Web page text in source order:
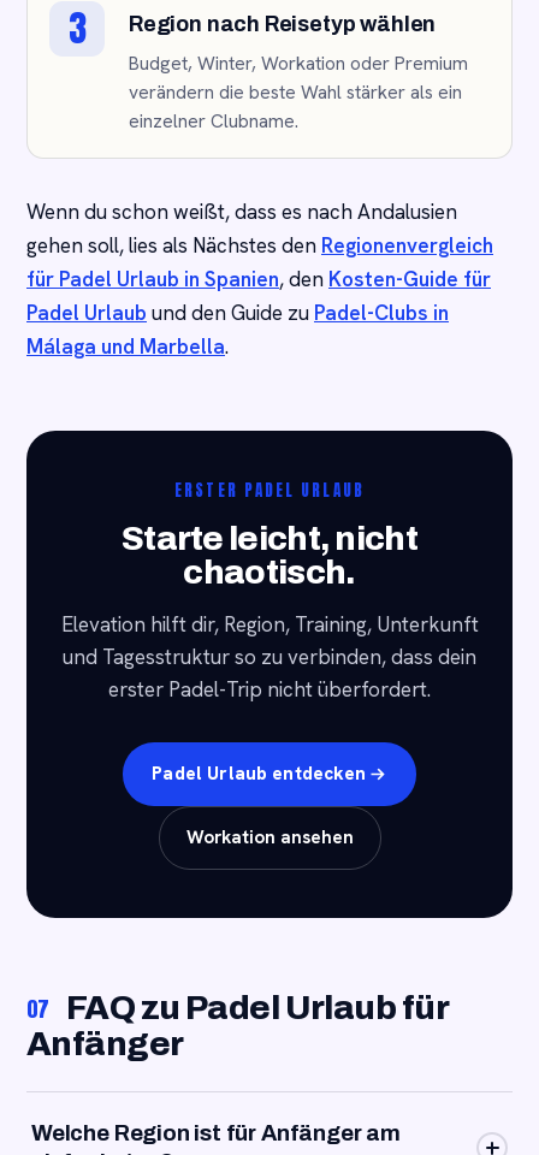
3 Region nach Reisetyp wählen
Budget, Winter, Workation oder Premium
verändern die beste Wahl stärker als ein
einzelner Clubname.
Wenn du schon weißt, dass es nach Andalusien
gehen soll, lies als Nächstes den Regionenvergleich
für Padel Urlaub in Spanien, den Kosten-Guide für
Padel Urlaub und den Guide zu Padel-Clubs in
Málaga und Marbella.
ERSTER PADEL URLAUB
Starte leicht, nicht
chaotisch.
Elevation hilft dir, Region, Training, Unterkunft
und Tagesstruktur so zu verbinden, dass dein
erster Padel-Trip nicht überfordert.
Padel Urlaub entdecken
Workation ansehen
07
FAQ zu Padel Urlaub für
Anfänger
Welche Region ist für Anfänger am